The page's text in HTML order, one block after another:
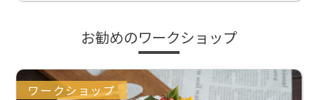
お勧めのワークショップ
ワークショップ